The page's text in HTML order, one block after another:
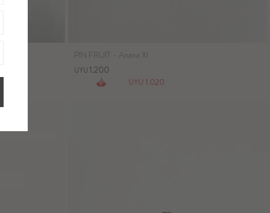
PIN FRUIT - Anana Xl
UYU 1.200
UYU 1.020